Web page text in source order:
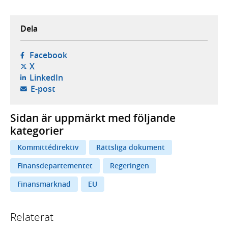
Dela
Facebook- öppnas i ny flik, extern webbplats,
X- öppnas i ny flik, extern webbplats,
LinkedIn- öppnas i ny flik, extern webbplats,
E-post- öppnar din e-postklient,
Sidan är uppmärkt med följande
kategorier
Kommittédirektiv
Rättsliga dokument
Finansdepartementet
Regeringen
Finansmarknad
EU
Relaterat